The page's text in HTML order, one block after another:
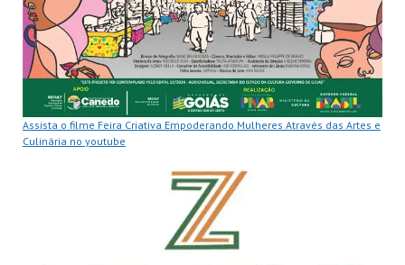
Assista o filme Feira Criativa Empoderando Mulheres Através das Artes e
Culinária no youtube